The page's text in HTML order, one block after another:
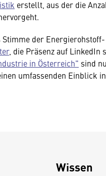
erstellt, aus der die
der
, die Präsenz auf LinkedIn
in Österreich" sind
umfassenden Einblick
Wissen